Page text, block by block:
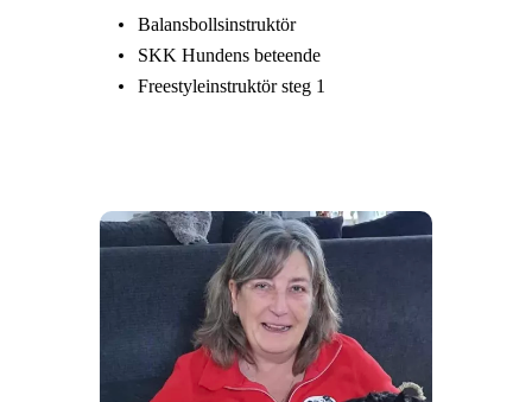
Balansbollsinstruktör
SKK Hundens beteende
Freestyleinstruktör steg 1